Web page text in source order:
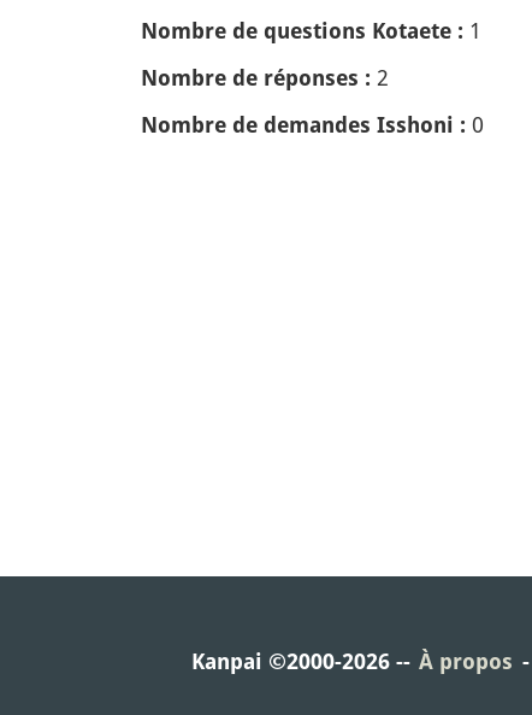
Nombre de questions Kotaete : 1
Nombre de réponses : 2
Nombre de demandes Isshoni : 0
Kanpai ©2000-2026 À propos